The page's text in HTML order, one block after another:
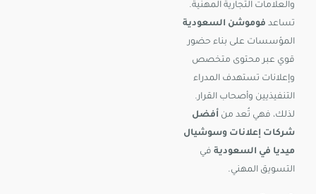
والعلامات التجارية المهنية.
تساعد فوموشن السعودية
المؤسسات على بناء حضور
قوي عبر محتوى متخصص
وإعلانات تستهدف المدراء
التنفيذيين وأصحاب القرار.
لذلك، فهي تُعد من أفضل
شركات إعلانات وسوشيال
ميديا في السعودية في
التسويق المهني.